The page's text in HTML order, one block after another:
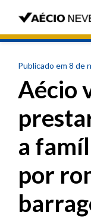
Publicado em 8 de
Aécio
a
por